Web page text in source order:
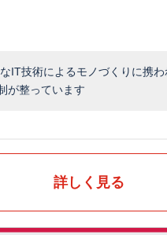
IT技術によるモノづくりに携
が整っています
詳しく見る